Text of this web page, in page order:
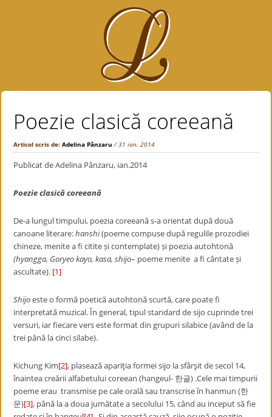
Poezie clasică coreeană
Articol scris de:Adelina Pânzaru / 31 ian. 2014
Publicat de Adelina Pânzaru, ian.2014
Poezie clasică coreeană
De-a lungul timpului, poezia coreeană s-a orientat după două
canoane literare:hanshi(poeme compuse după regulile prozodiei
chineze, menite a fi citite și contemplate) și poezia autohtonă
(hyangga, Goryeo kayo, kasa, shijo– poeme menite a fi cântate și
ascultate). [1]
Shijoeste o formă poetică autohtonă scurtă, care poate fi
interpretată muzical. În general, tipul standard de sijo cuprinde trei
versuri, iar fiecare vers este format din grupuri silabice (având de la
trei până la cinci silabe).
Kichung Kim[2], plasează apariţia formei sijo la sfârşit de secol 14,
înaintea creării alfabetului coreean (hangeul- 한글) .Cele mai timpurii
poeme erau transmise pe cale orală sau transcrise în hanmun (한
문)[3], până la a doua jumătate a secolului 15, când au inceput să fie